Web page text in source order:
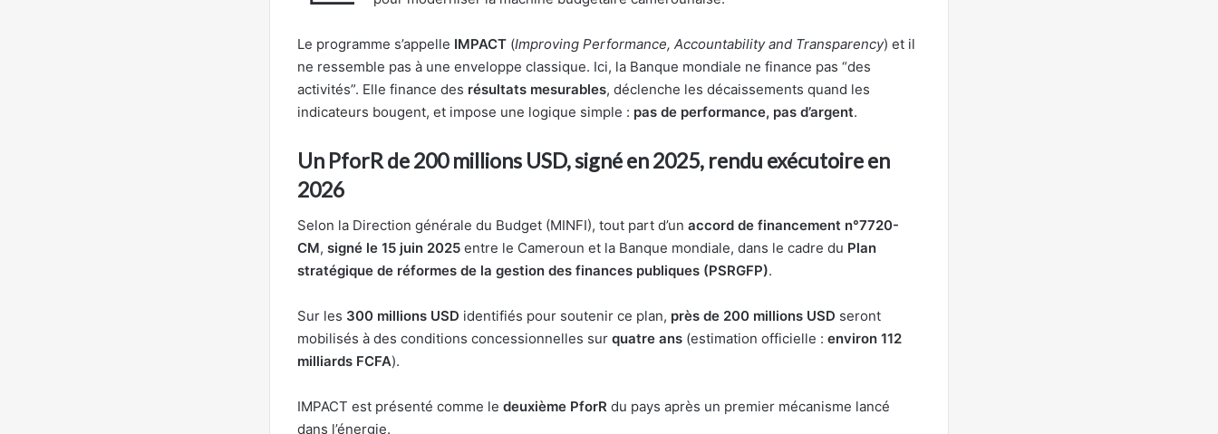
Le programme s’appelle IMPACT (Improving Performance, Accountability and Transparency) et il
ne ressemble pas à une enveloppe classique. Ici, la Banque mondiale ne finance pas “des
activités”. Elle finance des résultats mesurables, déclenche les décaissements quand les
indicateurs bougent, et impose une logique simple : pas de performance, pas d’argent.
Un PforR de 200 millions USD, signé en 2025, rendu exécutoire en
2026
Selon la Direction générale du Budget (MINFI), tout part d’un accord de financement n°7720-
CM, signé le 15 juin 2025 entre le Cameroun et la Banque mondiale, dans le cadre du Plan
stratégique de réformes de la gestion des finances publiques (PSRGFP).
Sur les 300 millions USD identifiés pour soutenir ce plan, près de 200 millions USD seront
mobilisés à des conditions concessionnelles sur quatre ans (estimation officielle : environ 112
milliards FCFA).
IMPACT est présenté comme le deuxième PforR du pays après un premier mécanisme lancé
dans l’énergie.